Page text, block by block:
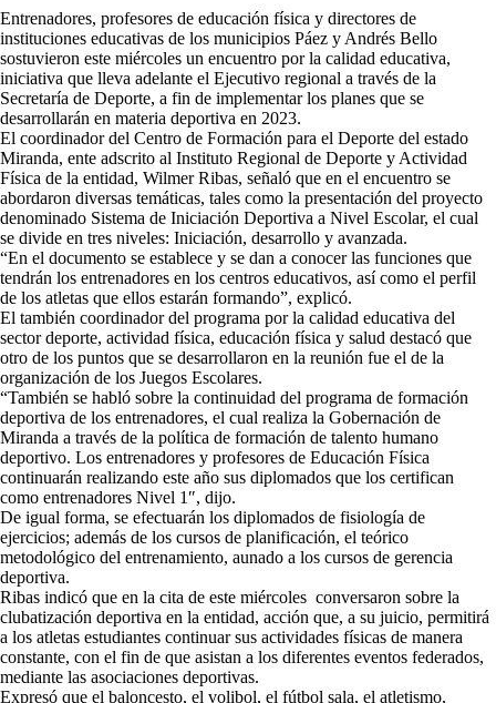
Entrenadores, profesores de educación física y directores de
instituciones educativas de los municipios Páez y Andrés Bello
sostuvieron este miércoles un encuentro por la calidad educativa,
iniciativa que lleva adelante el Ejecutivo regional a través de la
Secretaría de Deporte, a fin de implementar los planes que se
desarrollarán en materia deportiva en 2023.
El coordinador del Centro de Formación para el Deporte del estado
Miranda, ente adscrito al Instituto Regional de Deporte y Actividad
Física de la entidad, Wilmer Ribas, señaló que en el encuentro se
abordaron diversas temáticas, tales como la presentación del proyecto
denominado Sistema de Iniciación Deportiva a Nivel Escolar, el cual
se divide en tres niveles: Iniciación, desarrollo y avanzada.
“En el documento se establece y se dan a conocer las funciones que
tendrán los entrenadores en los centros educativos, así como el perfil
de los atletas que ellos estarán formando”, explicó.
El también coordinador del programa por la calidad educativa del
sector deporte, actividad física, educación física y salud destacó que
otro de los puntos que se desarrollaron en la reunión fue el de la
organización de los Juegos Escolares.
“También se habló sobre la continuidad del programa de formación
deportiva de los entrenadores, el cual realiza la Gobernación de
Miranda a través de la política de formación de talento humano
deportivo. Los entrenadores y profesores de Educación Física
continuarán realizando este año sus diplomados que los certifican
como entrenadores Nivel 1″, dijo.
De igual forma, se efectuarán los diplomados de fisiología de
ejercicios; además de los cursos de planificación, el teórico
metodológico del entrenamiento, aunado a los cursos de gerencia
deportiva.
Ribas indicó que en la cita de este miércoles conversaron sobre la
clubatización deportiva en la entidad, acción que, a su juicio, permitirá
a los atletas estudiantes continuar sus actividades físicas de manera
constante, con el fin de que asistan a los diferentes eventos federados,
mediante las asociaciones deportivas.
Expresó que el baloncesto, el volibol, el fútbol sala, el atletismo,